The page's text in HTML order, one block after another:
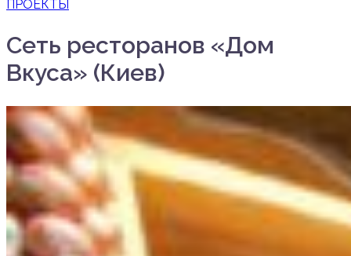
ПРОЕКТЫ
Сеть ресторанов «Дом
Вкуса» (Киев)